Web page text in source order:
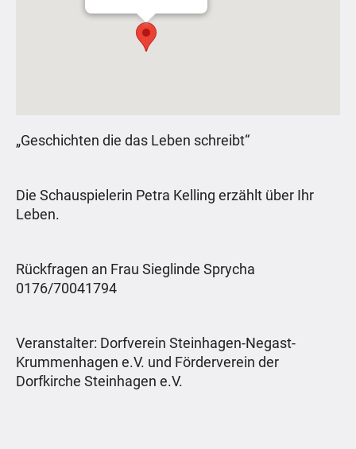
„Geschichten die das Leben schreibt“
Die Schauspielerin Petra Kelling erzählt über Ihr
Leben.
Rückfragen an Frau Sieglinde Sprycha
0176/70041794
Veranstalter: Dorfverein Steinhagen-Negast-
Krummenhagen e.V. und Förderverein der
Dorfkirche Steinhagen e.V.